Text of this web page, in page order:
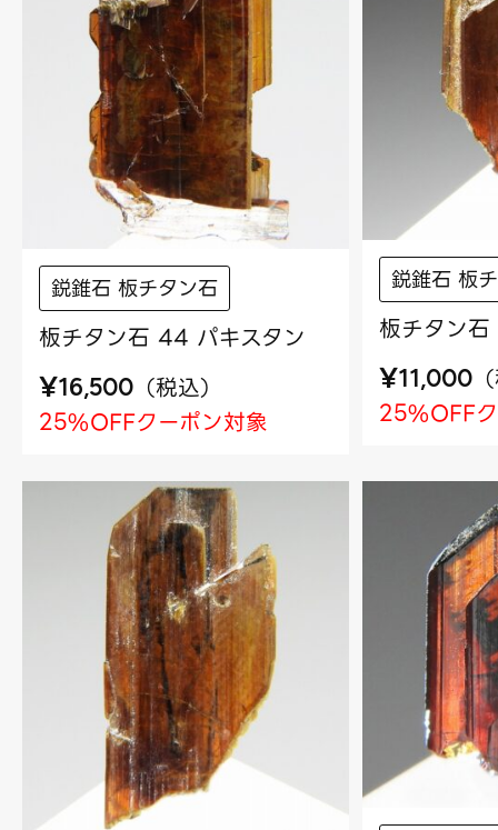
鋭錐石 板チタン石
板チタン石 44 パキスタン
¥16,500 （税込）
25%OFFクーポン対象
鋭錐石 板
板チタン
¥11,000 （
25%OFF